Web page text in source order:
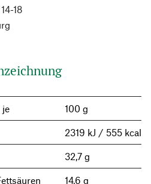
18
je 100 g
2319 kJ / 555 kcal
32,7 g
14,6 g